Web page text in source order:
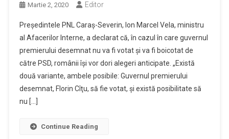
Martie 2, 2020 Editor
Preşedintele PNL Caraş-Severin, Ion Marcel Vela, ministru
al Afacerilor Interne, a declarat că, în cazul în care guvernul
premierului desemnat nu va fi votat şi va fi boicotat de
către PSD, românii îşi vor dori alegeri anticipate. „Există
două variante, ambele posibile: Guvernul premierului
desemnat, Florin Cîţu, să fie votat, şi există posibilitate să
nu […]
Continue Reading